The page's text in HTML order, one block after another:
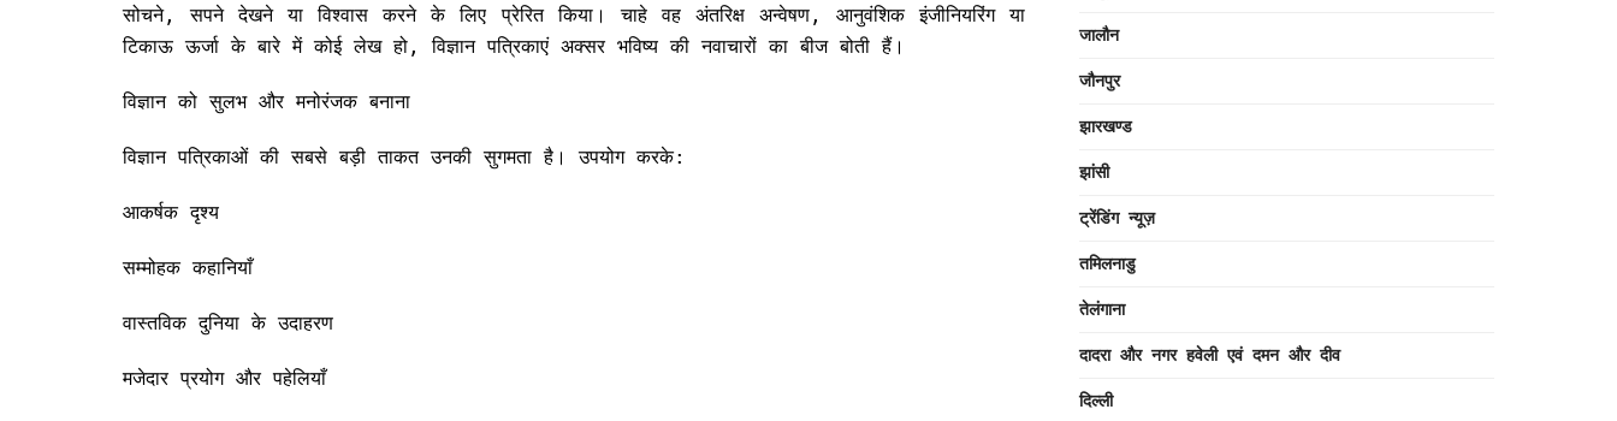
सोचने, सपने देखने या विश्वास करने के लिए प्रेरित किया। चाहे वह अंतरिक्ष अन्वेषण, आनुवंशिक इंजीनियरिंग या
टिकाऊ ऊर्जा के बारे में कोई लेख हो, विज्ञान पत्रिकाएं अक्सर भविष्य की नवाचारों का बीज बोती हैं।
विज्ञान को सुलभ और मनोरंजक बनाना
विज्ञान पत्रिकाओं की सबसे बड़ी ताकत उनकी सुगमता है। उपयोग करके:
आकर्षक दृश्य
सम्मोहक कहानियाँ
वास्तविक दुनिया के उदाहरण
मजेदार प्रयोग और पहेलियाँ
जालौन
जौनपुर
झारखण्ड
झांसी
ट्रेंडिंग न्यूज़
तमिलनाडु
तेलंगाना
दादरा और नगर हवेली एवं दमन और दीव
दिल्ली